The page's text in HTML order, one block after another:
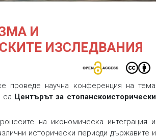
И
ИЗСЛЕДВАНИЯ
научна конференция на тема
са Центърът за стопанскоисторически
на икономическа интеграция и
исторически периоди държавите и